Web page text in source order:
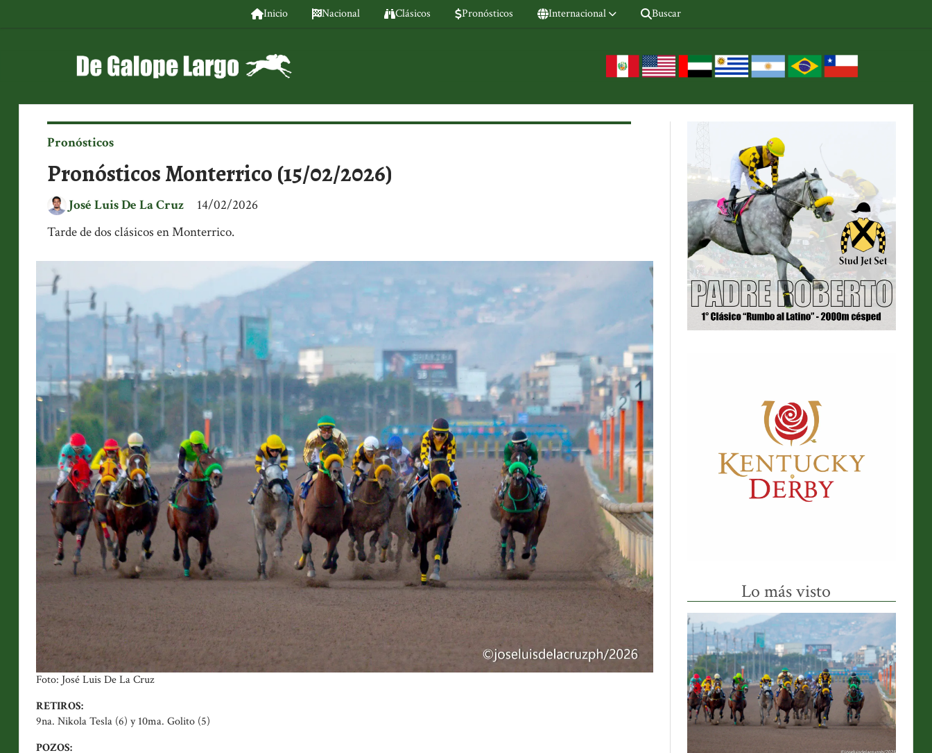
Inicio Nacional Clásicos Pronósticos Internacional Buscar
Pronósticos Monterrico (15/02/2026)
Tarde de dos clásicos en Monterrico.
Pronósticos
14/02/2026
José Luis De La Cruz
Foto: José Luis De La Cruz
RETIROS:
9na. Nikola Tesla (6) y 10ma. Golito (5)
POZOS:
Lo más visto